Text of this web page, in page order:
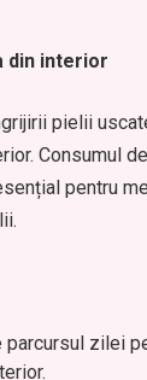
din interior
pielii
Consumul
pentru
zilei